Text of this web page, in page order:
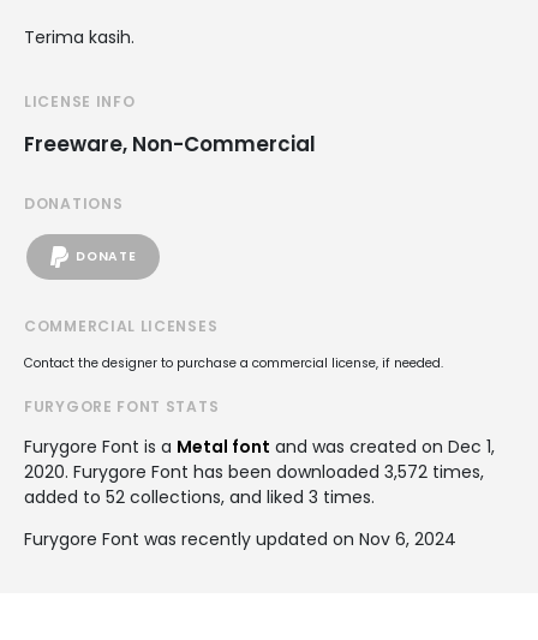
Terima kasih.
LICENSE INFO
Freeware, Non-Commercial
DONATIONS
DONATE
COMMERCIAL LICENSES
Contact the designer to purchase a commercial license, if needed.
FURYGORE FONT STATS
Furygore Font is a Metal font and was created on Dec 1,
2020. Furygore Font has been downloaded 3,572 times,
added to 52 collections, and liked 3 times.
Furygore Font was recently updated on Nov 6, 2024